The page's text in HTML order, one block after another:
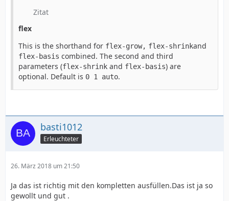
Zitat
flex
This is the shorthand for flex-grow, flex-shrinkand
flex-basis combined. The second and third
parameters (flex-shrink and flex-basis) are
optional. Default is 0 1 auto.
basti1012
Erleuchteter
26. März 2018 um 21:50
Ja das ist richtig mit den kompletten ausfüllen.Das ist ja so
gewollt und gut .